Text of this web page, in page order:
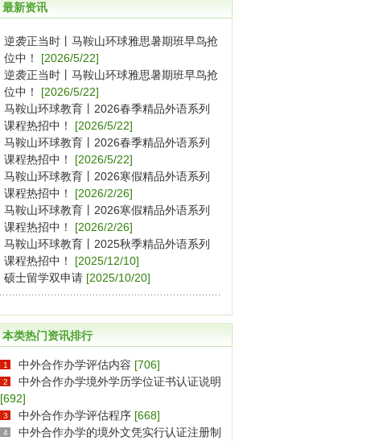
最新资讯
逆袭正当时丨马鞍山环球雅思暑期班早鸟抢
位中！
[2026/5/22]
逆袭正当时丨马鞍山环球雅思暑期班早鸟抢
位中！
[2026/5/22]
马鞍山环球教育丨2026春季精品外语系列
课程热招中！
[2026/5/22]
马鞍山环球教育丨2026春季精品外语系列
课程热招中！
[2026/5/22]
马鞍山环球教育丨2026寒假精品外语系列
课程热招中！
[2026/2/26]
马鞍山环球教育丨2026寒假精品外语系列
课程热招中！
[2026/2/26]
马鞍山环球教育丨2025秋季精品外语系列
课程热招中！
[2025/12/10]
硕士留学双申请 [2025/10/20]
本类热门资讯排行
1 中外合作办学评估内容 [706]
2
中外合作办学境外学历学位证书认证说明
[692]
3 中外合作办学评估程序 [668]
4 中外合作办学的境外文凭实行认证注册制